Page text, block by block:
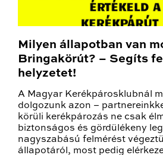
Milyen állapotban van
Bringakörút? – Segíts
helyzetet!
A Magyar Kerékpárosklubnál
dolgozunk azon –
körüli kerékpározás ne csak
biztonságos és gördülékeny
nagyszabású felmérést
állapotáról, most pedig